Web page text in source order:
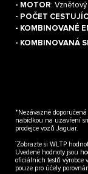
- MOTOR:
- POČET
- KOMBINOVANÉ
- KOMBINOVANÁ
*Nezávazně
nabídkou na uzavření
prodejce vozů Jaguar.
††​Zobrazte si WLTP
Uvedené hodnoty jsou
oficiálních testů výrobce
pouze pro účely